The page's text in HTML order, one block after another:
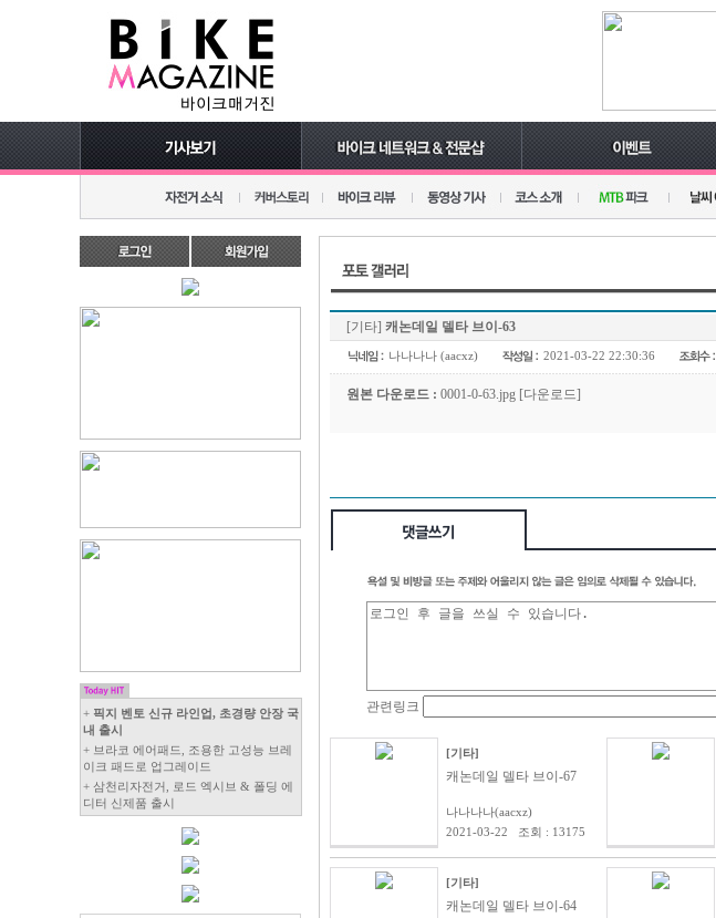
+ 픽지 벤토 신규 라인업, 초경량 안장 국
내 출시
+ 브라코 에어패드, 조용한 고성능 브레
이크 패드로 업그레이드
+ 삼천리자전거, 로드 엑시브 & 폴딩 에
디터 신제품 출시
[기타] 캐논데일 델타 브이-63
나나나나 (aacxz) 2021-03-22 22:30:36
원본 다운로드 : 0001-0-63.jpg [다운로드]
[기타]
캐논데일 델타 브이-67
나나나나(aacxz)
2021-03-22 조회 : 13175
[기타]
캐논데일 델타 브이-64